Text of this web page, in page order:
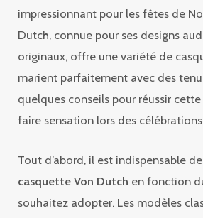
impressionnant pour les fêtes de
Dutch, connue pour ses designs
originaux, offre une variété de
marient parfaitement avec des
quelques conseils pour réussir
faire sensation lors des
Tout d’abord, il est indispensable
casquette Von Dutch en fonction
souhaitez adopter. Les modèles